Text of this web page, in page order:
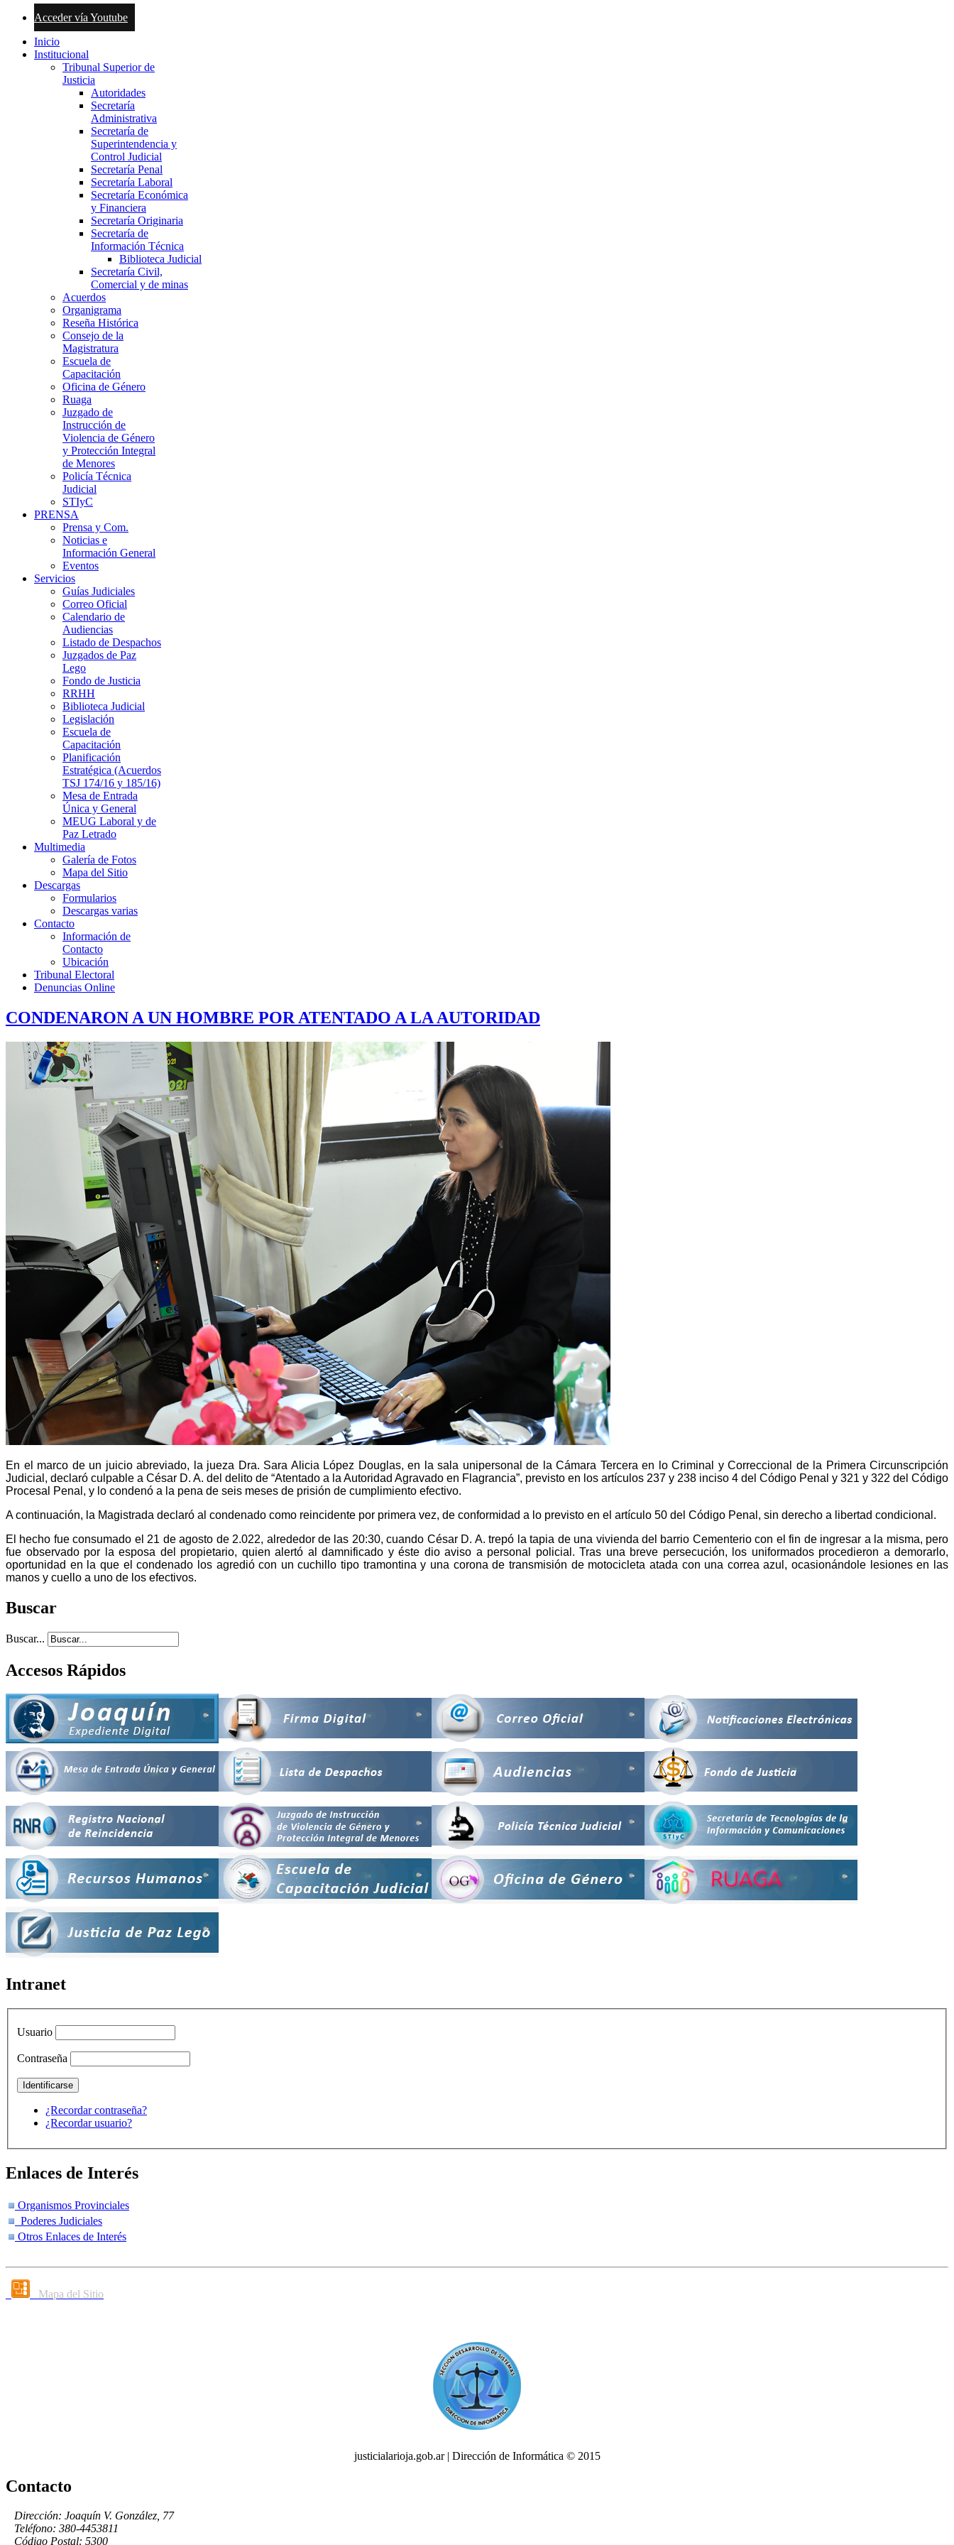
Acceder vía Youtube
Inicio
Institucional
Tribunal Superior de
Justicia
Autoridades
Secretaría
Administrativa
Secretaría de
Superintendencia y
Control Judicial
Secretaría Penal
Secretaría Laboral
Secretaría Económica
y Financiera
Secretaría Originaria
Secretaría de
Información Técnica
Biblioteca Judicial
Secretaría Civil,
Comercial y de minas
Acuerdos
Organigrama
Reseña Histórica
Consejo de la
Magistratura
Escuela de
Capacitación
Oficina de Género
Ruaga
Juzgado de
Instrucción de
Violencia de Género
y Protección Integral
de Menores
Policía Técnica
Judicial
STIyC
PRENSA
Prensa y Com.
Noticias e
Información General
Eventos
Servicios
Guías Judiciales
Correo Oficial
Calendario de
Audiencias
Listado de Despachos
Juzgados de Paz
Lego
Fondo de Justicia
RRHH
Biblioteca Judicial
Legislación
Escuela de
Capacitación
Planificación
Estratégica (Acuerdos
TSJ 174/16 y 185/16)
Mesa de Entrada
Única y General
MEUG Laboral y de
Paz Letrado
Multimedia
Galería de Fotos
Mapa del Sitio
Descargas
Formularios
Descargas varias
Contacto
Información de
Contacto
Ubicación
Tribunal Electoral
Denuncias Online
CONDENARON A UN HOMBRE POR ATENTADO A LA AUTORIDAD
En el marco de un juicio abreviado, la jueza Dra. Sara Alicia López Douglas, en la sala unipersonal de la Cámara Tercera en lo Criminal y Correccional de la Primera Circunscripción
Judicial, declaró culpable a César D. A. del delito de “Atentado a la Autoridad Agravado en Flagrancia”, previsto en los artículos 237 y 238 inciso 4 del Código Penal y 321 y 322 del Código
Procesal Penal, y lo condenó a la pena de seis meses de prisión de cumplimiento efectivo.
A continuación, la Magistrada declaró al condenado como reincidente por primera vez, de conformidad a lo previsto en el artículo 50 del Código Penal, sin derecho a libertad condicional.
El hecho fue consumado el 21 de agosto de 2.022, alrededor de las 20:30, cuando César D. A. trepó la tapia de una vivienda del barrio Cementerio con el fin de ingresar a la misma, pero
fue observado por la esposa del propietario, quien alertó al damnificado y éste dio aviso a personal policial. Tras una breve persecución, los uniformados procedieron a demorarlo,
oportunidad en la que el condenado los agredió con un cuchillo tipo tramontina y una corona de transmisión de motocicleta atada con una correa azul, ocasionándole lesiones en las
manos y cuello a uno de los efectivos.
Buscar
Buscar...
Accesos Rápidos
Intranet
Usuario
Contraseña
¿Recordar contraseña?
¿Recordar usuario?
Enlaces de Interés
Organismos Provinciales
Poderes Judiciales
Otros Enlaces de Interés
Mapa del Sitio
justicialarioja.gob.ar | Dirección de Informática © 2015
Contacto
Dirección: Joaquín V. González, 77
Teléfono: 380-4453811
Código Postal: 5300